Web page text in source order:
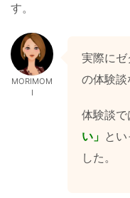
す。
MORIMOM
I
実際に
の体験談
体験談で
い」 と
した。